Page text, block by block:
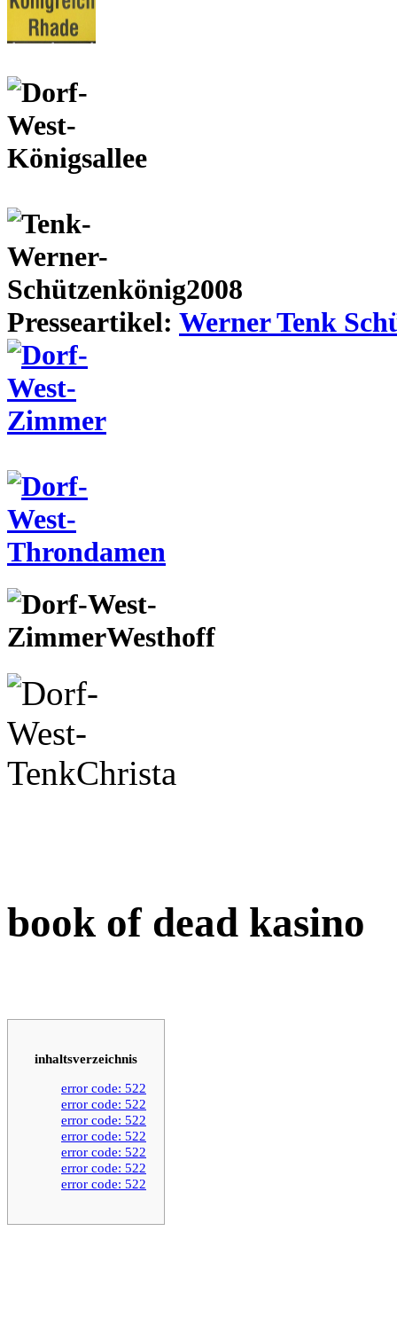
Presseartikel: Werner Tenk
book of dead kasino
inhaltsverzeichnis
error code: 522
error code: 522
error code: 522
error code: 522
error code: 522
error code: 522
error code: 522